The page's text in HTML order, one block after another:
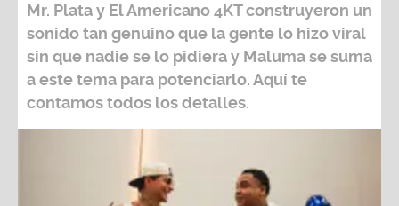
Mr. Plata y El Americano 4KTconstruyeron un
sonido tan genuino que la gente lo hizo viral
sin que nadie se lo pidiera y Maluma se suma
a este tema para potenciarlo. Aquí te
contamos todos los detalles.